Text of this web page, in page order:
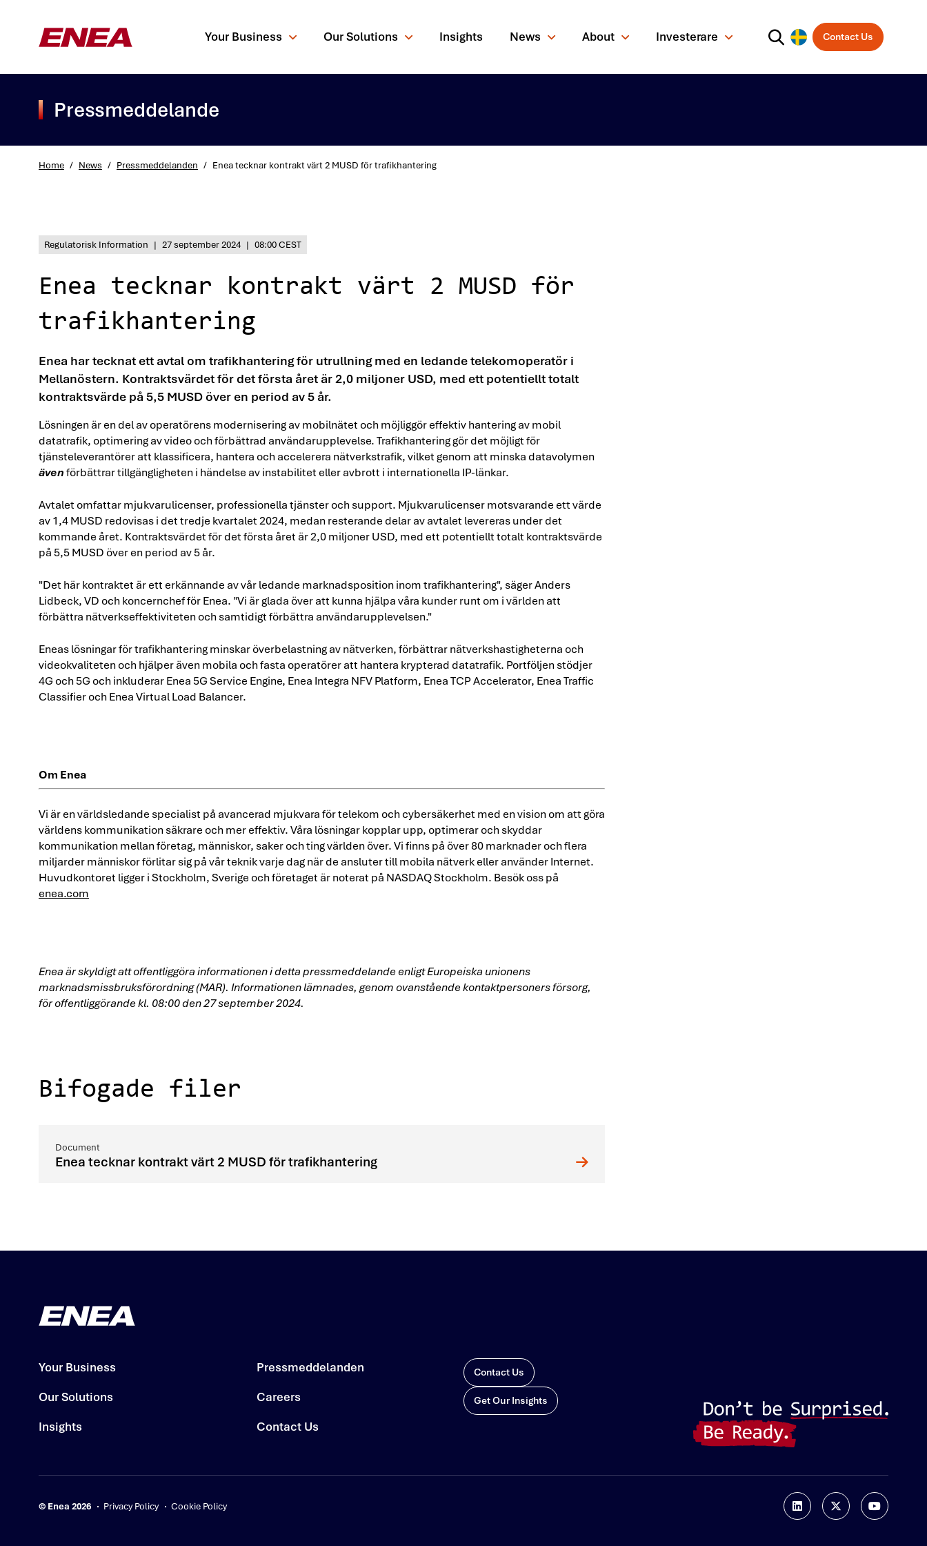
Your Business Our Solutions Insights News About Investerare Contact Us
Pressmeddelande
Home / News / Pressmeddelanden / Enea tecknar kontrakt värt 2 MUSD för trafikhantering
Regulatorisk Information | 27 september 2024 | 08:00 CEST
Enea tecknar kontrakt värt 2 MUSD för
trafikhantering
Enea har tecknat ett avtal om trafikhantering för utrullning med en ledande telekomoperatör i
Mellanöstern. Kontraktsvärdet för det första året är 2,0 miljoner USD, med ett potentiellt totalt
kontraktsvärde på 5,5 MUSD över en period av 5 år.
Lösningen är en del av operatörens modernisering av mobilnätet och möjliggör effektiv hantering av mobil
datatrafik, optimering av video och förbättrad användarupplevelse. Trafikhantering gör det möjligt för
tjänsteleverantörer att klassificera, hantera och accelerera nätverkstrafik, vilket genom att minska datavolymen
ävenförbättrar tillgängligheten i händelse av instabilitet eller avbrott i internationella IP-länkar.
Avtalet omfattar mjukvarulicenser, professionella tjänster och support. Mjukvarulicenser motsvarande ett värde
av 1,4 MUSD redovisas i det tredje kvartalet 2024, medan resterande delar av avtalet levereras under det
kommande året. Kontraktsvärdet för det första året är 2,0 miljoner USD, med ett potentiellt totalt kontraktsvärde
på 5,5 MUSD över en period av 5 år.
"Det här kontraktet är ett erkännande av vår ledande marknadsposition inom trafikhantering", säger Anders
Lidbeck, VD och koncernchef för Enea. "Vi är glada över att kunna hjälpa våra kunder runt om i världen att
förbättra nätverkseffektiviteten och samtidigt förbättra användarupplevelsen."
Eneas lösningar för trafikhantering minskar överbelastning av nätverken, förbättrar nätverkshastigheterna och
videokvaliteten och hjälper även mobila och fasta operatörer att hantera krypterad datatrafik. Portföljen stödjer
4G och 5G och inkluderar Enea 5G Service Engine, Enea Integra NFV Platform, Enea TCP Accelerator, Enea Traffic
Classifier och Enea Virtual Load Balancer.
Om Enea
Vi är en världsledande specialist på avancerad mjukvara för telekom och cybersäkerhet med en vision om att göra
världens kommunikation säkrare och mer effektiv. Våra lösningar kopplar upp, optimerar och skyddar
kommunikation mellan företag, människor, saker och ting världen över. Vi finns på över 80 marknader och flera
miljarder människor förlitar sig på vår teknik varje dag när de ansluter till mobila nätverk eller använder Internet.
Huvudkontoret ligger i Stockholm, Sverige och företaget är noterat på NASDAQ Stockholm. Besök oss på
enea.com
Enea är skyldigt att offentliggöra informationen i detta pressmeddelande enligt Europeiska unionens
marknadsmissbruksförordning (MAR). Informationen lämnades, genom ovanstående kontaktpersoners försorg,
för offentliggörande kl. 08:00 den 27 september 2024.
Bifogade filer
Enea tecknar kontrakt värt 2 MUSD för trafikhantering
Your Business
Our Solutions
Insights
Pressmeddelanden
Careers
Contact Us
Contact Us
Get Our Insights
© Enea 2026 Privacy Policy Cookie Policy